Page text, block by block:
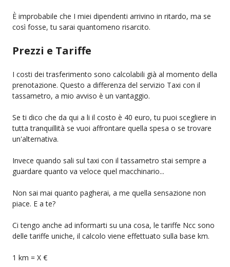
È improbabile che I miei dipendenti arrivino in ritardo, ma se
così fosse, tu sarai quantomeno risarcito.
Prezzi e Tariffe
I costi dei trasferimento sono calcolabili già al momento della
prenotazione. Questo a differenza del servizio Taxi con il
tassametro, a mio avviso è un vantaggio.
Se ti dico che da qui a li il costo è 40 euro, tu puoi scegliere in
tutta tranquillità se vuoi affrontare quella spesa o se trovare
un'alternativa.
Invece quando sali sul taxi con il tassametro stai sempre a
guardare quanto va veloce quel macchinario...
Non sai mai quanto pagherai, a me quella sensazione non
piace. E a te?
Ci tengo anche ad informarti su una cosa, le tariffe Ncc sono
delle tariffe uniche, il calcolo viene effettuato sulla base km.
1 km = X €